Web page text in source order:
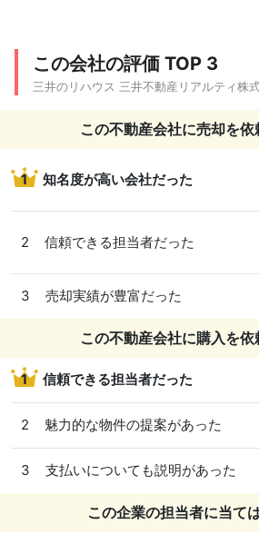
この会社の評価 TOP 3
三井のリハウス 三井不動産リアルティ株
この不動産会社に売却を依
1 知名度が高い会社だった
2 信頼できる担当者だった
3 売却実績が豊富だった
この不動産会社に購入を依
1 信頼できる担当者だった
2 魅力的な物件の提案があった
3 支払いについても説明があった
この企業の担当者に当て